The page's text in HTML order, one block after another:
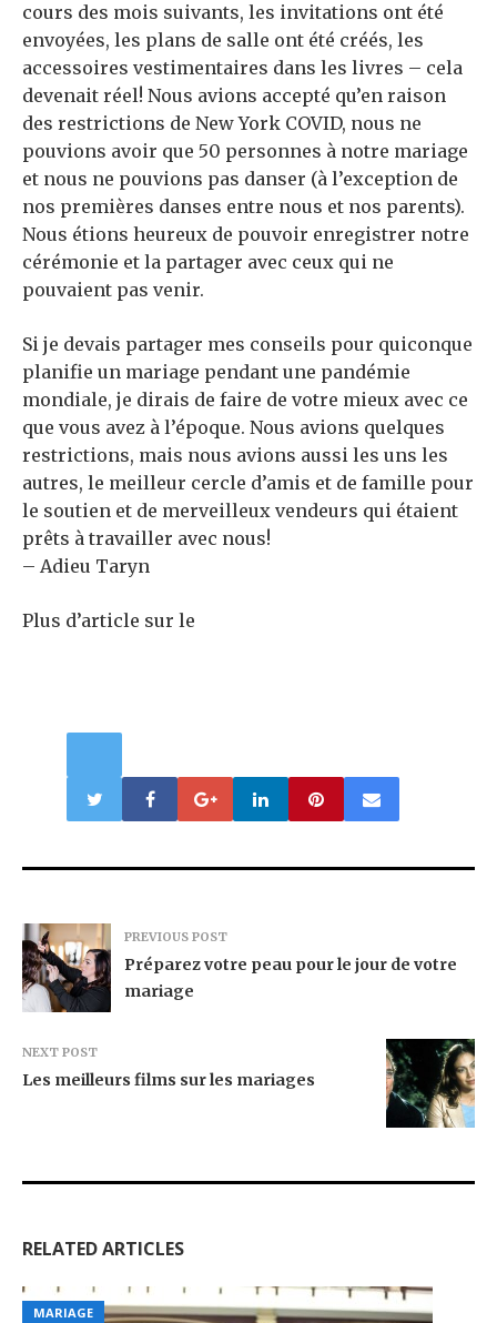
cours des mois suivants, les invitations ont été
envoyées, les plans de salle ont été créés, les
accessoires vestimentaires dans les livres – cela
devenait réel! Nous avions accepté qu’en raison
des restrictions de New York COVID, nous ne
pouvions avoir que 50 personnes à notre mariage
et nous ne pouvions pas danser (à l’exception de
nos premières danses entre nous et nos parents).
Nous étions heureux de pouvoir enregistrer notre
cérémonie et la partager avec ceux qui ne
pouvaient pas venir.
Si je devais partager mes conseils pour quiconque
planifie un mariage pendant une pandémie
mondiale, je dirais de faire de votre mieux avec ce
que vous avez à l’époque. Nous avions quelques
restrictions, mais nous avions aussi les uns les
autres, le meilleur cercle d’amis et de famille pour
le soutien et de merveilleux vendeurs qui étaient
prêts à travailler avec nous!
– Adieu Taryn
Plus d’article sur le
PREVIOUS POST
Préparez votre peau pour le jour de votre
mariage
NEXT POST
Les meilleurs films sur les mariages
RELATED ARTICLES
MARIAGE